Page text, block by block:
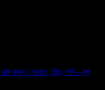
ডাব করুন। ভয়েস, টোন, গতি—সব